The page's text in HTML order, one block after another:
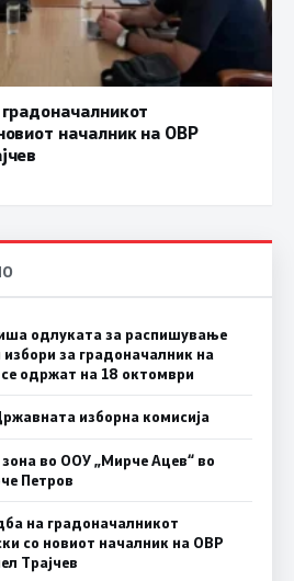
началник на ОВР
одлуката за распишување
за градоначалник на
одржат на 18 октомври
изборна комисија
во ООУ „Мирче Ацев“ во
Петров
на градоначалникот
со новиот началник на ОВР
Трајчев